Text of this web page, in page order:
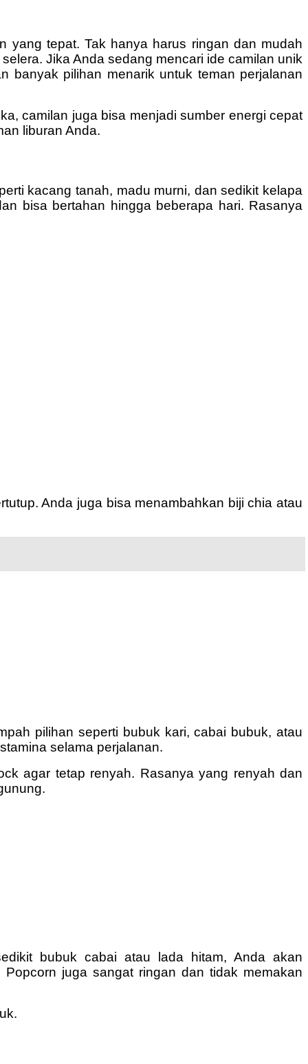
yang tepat. Tak hanya harus ringan dan mudah
Jika Anda sedang mencari ide camilan unik
banyak pilihan menarik untuk teman perjalanan
camilan juga bisa menjadi sumber energi cepat
liburan Anda.
kacang tanah, madu murni, dan sedikit kelapa
bisa bertahan hingga beberapa hari. Rasanya
Anda juga bisa menambahkan biji chia atau
pilihan seperti bubuk kari, cabai bubuk, atau
selama perjalanan.
agar tetap renyah. Rasanya yang renyah dan
bubuk cabai atau lada hitam, Anda akan
juga sangat ringan dan tidak memakan